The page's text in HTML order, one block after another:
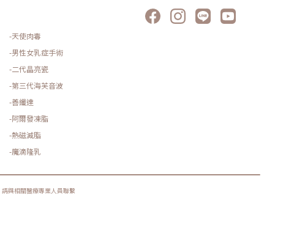
-天使肉毒
-男性女乳症手術
-二代晶亮瓷
-第三代海芙音波
-善纖達
-阿爾發凍脂
-熱磁減脂
-魔滴隆乳
與相關醫療專業人員聯繫